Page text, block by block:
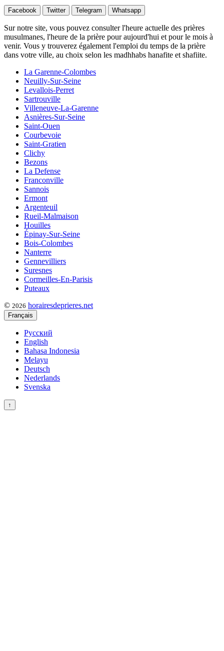
Facebook Twitter Telegram Whatsapp
Sur notre site, vous pouvez consulter l'heure actuelle des prières
musulmanes, l'heure de la prière pour aujourd'hui et pour le mois à
venir. Vous y trouverez également l'emploi du temps de la prière
dans votre ville, au choix selon les madhhabs hanafite et shafiite.
La Garenne-Colombes
Neuilly-Sur-Seine
Levallois-Perret
Sartrouville
Villeneuve-La-Garenne
Asnières-Sur-Seine
Saint-Ouen
Courbevoie
Saint-Gratien
Clichy
Bezons
La Defense
Franconville
Sannois
Ermont
Argenteuil
Rueil-Malmaison
Houilles
Épinay-Sur-Seine
Bois-Colombes
Nanterre
Gennevilliers
Suresnes
Cormeilles-En-Parisis
Puteaux
© 2026 horairesdeprieres.net
Français
Русский
English
Bahasa Indonesia
Melayu
Deutsch
Nederlands
Svenska
↑